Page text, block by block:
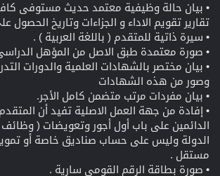
• بيان حالة وظيفية معتمد حديث مستوفى كافة
تقارير تقويم الاداء و الجزاءات وتاريخ الحصول
• سيرة ذاتية للمتقدم ( باللغة العربية ) .
• صورة معتمدة طبق الاصل من المؤهل
• بيان مختصر بالشهادات العلمية والدورات
وصور من هذه الشهادات
• بيان مفردات مرتب متضمن كامل الأجر.
• إفادة من جهة العمل الاصلية تفيد أن
الدائمين على باب أول أجور وتعويضات ( وظائف
الدولة وليس على حساب صناديق خاصة أو
مستقل .
• صورة بطاقة الرقم القومى سارية .